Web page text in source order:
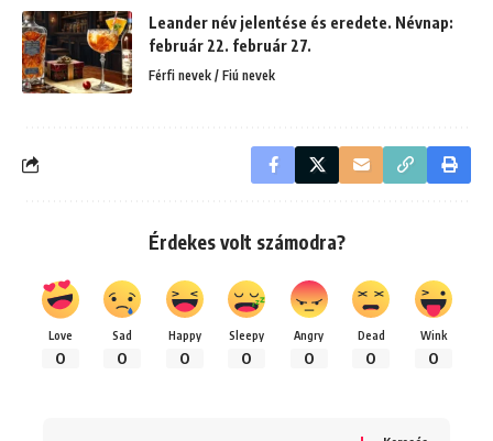
Leander név jelentése és eredete. Névnap:
február 22. február 27.
Férfi nevek / Fiú nevek
Érdekes volt számodra?
Love
0
Sad
0
Happy
0
Sleepy
0
Angry
0
Dead
0
Wink
0